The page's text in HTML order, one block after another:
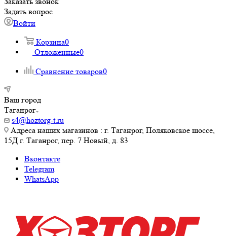
Задать вопрос
Войти
Корзина0
Отложенные0
Сравнение товаров0
Ваш город
Таганрог
s4@hoztorg-t.ru
Адреса наших магазинов : г. Таганрог, Поляковское шоссе,
15Д г. Таганрог, пер. 7 Новый, д. 83
Вконтакте
Telegram
WhatsApp